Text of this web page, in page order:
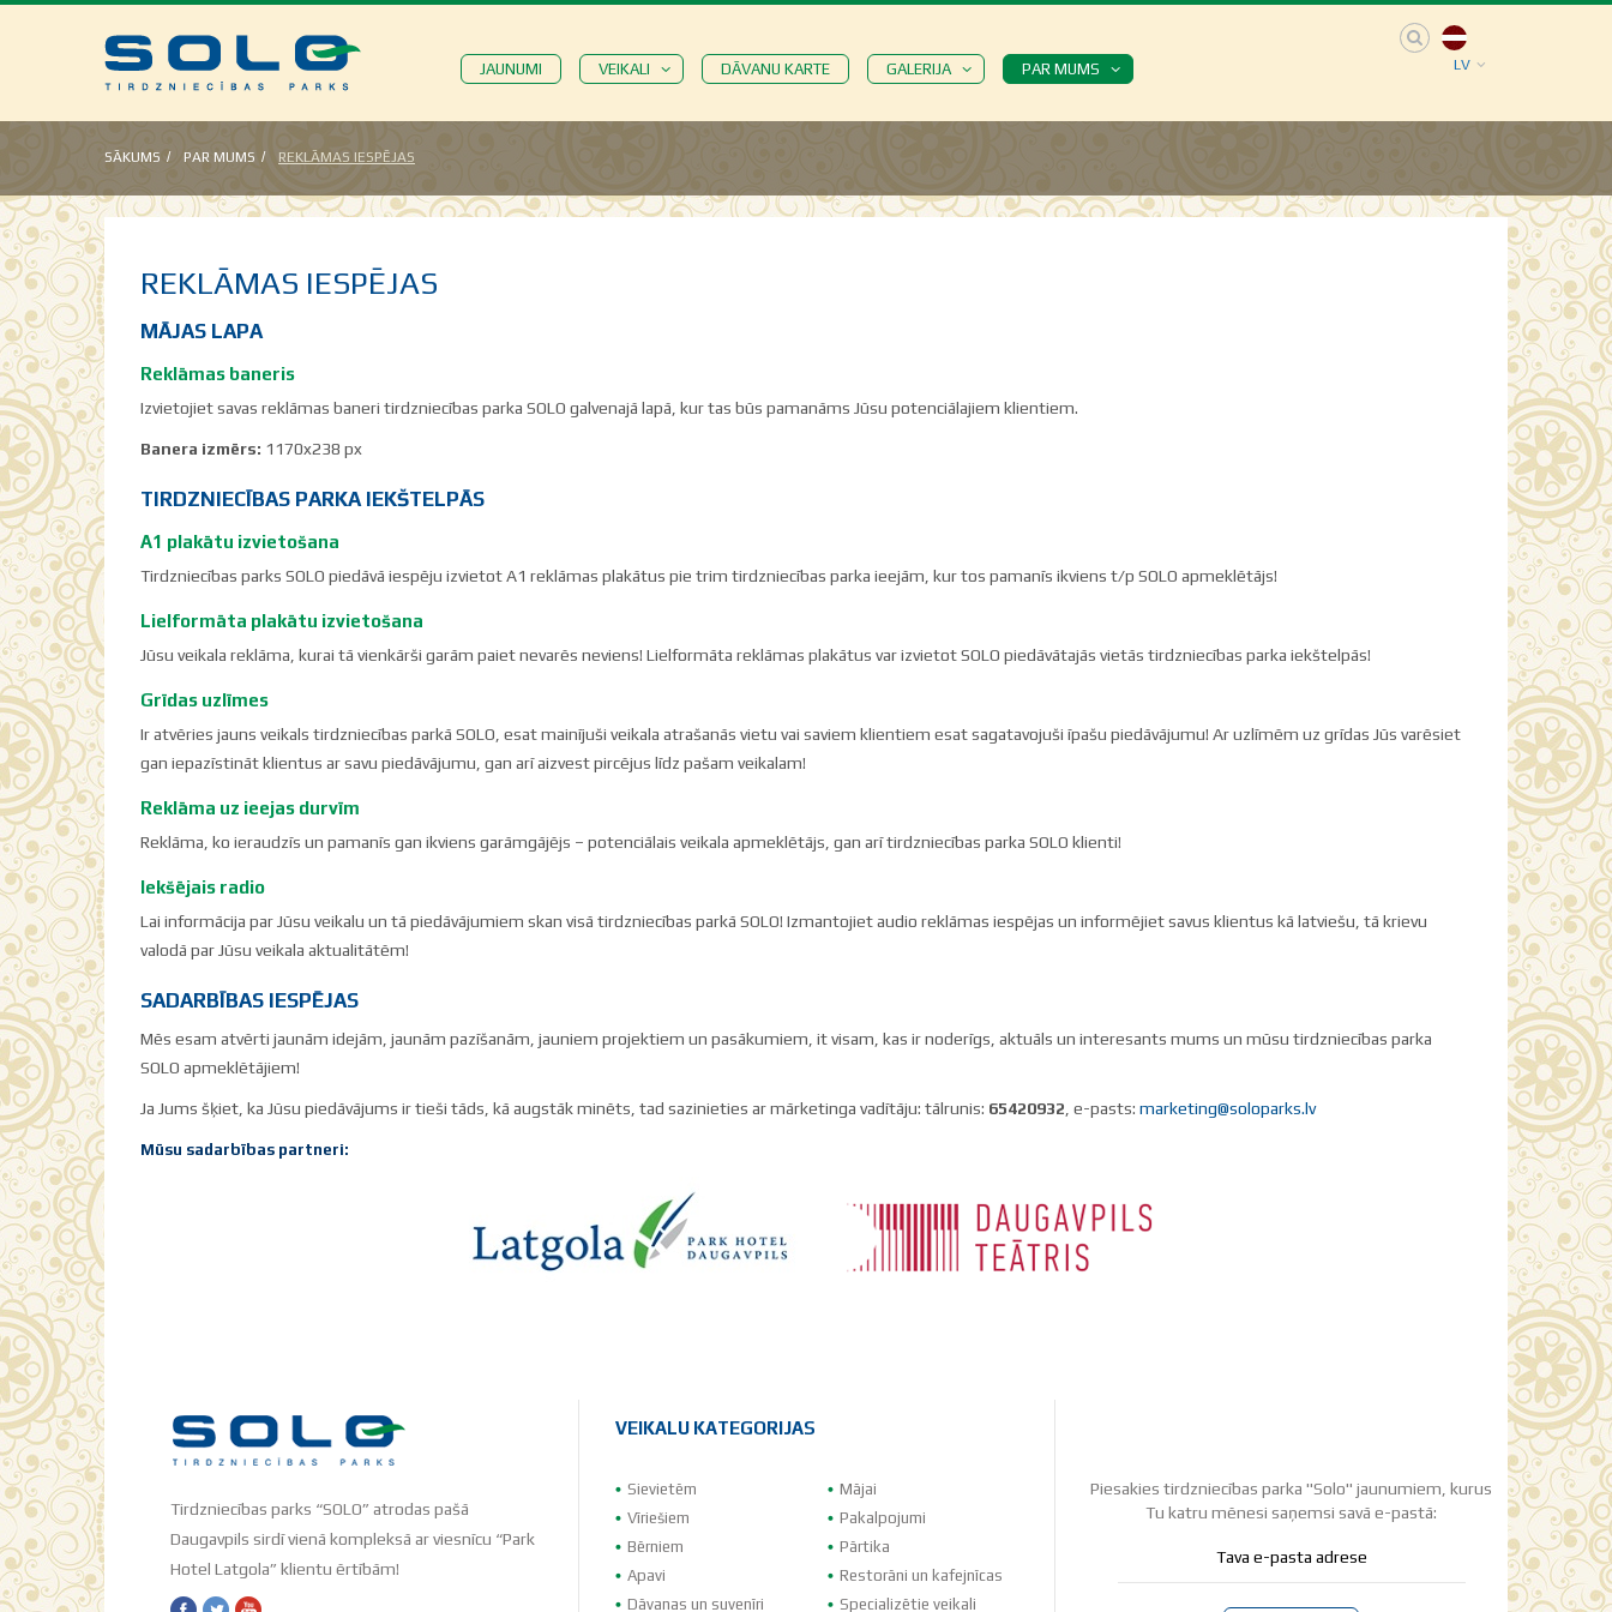
JAUNUMI VEIKALI DĀVANU KARTE GALERIJA PAR MUMS LV
SĀKUMS PAR MUMS REKLĀMAS IESPĒJAS
REKLĀMAS IESPĒJAS
MĀJAS LAPA
Reklāmas baneris
Izvietojiet savas reklāmas baneri tirdzniecības parka SOLO galvenajā lapā, kur tas būs pamanāms Jūsu potenciālajiem klientiem.
Banera izmērs: 1170x238 px
TIRDZNIECĪBAS PARKA IEKŠTELPĀS
A1 plakātu izvietošana
Tirdzniecības parks SOLO piedāvā iespēju izvietot A1 reklāmas plakātus pie trim tirdzniecības parka ieejām, kur tos pamanīs ikviens t/p SOLO apmeklētājs!
Lielformāta plakātu izvietošana
Jūsu veikala reklāma, kurai tā vienkārši garām paiet nevarēs neviens! Lielformāta reklāmas plakātus var izvietot SOLO piedāvātajās vietās tirdzniecības parka iekštelpās!
Grīdas uzlīmes
Ir atvēries jauns veikals tirdzniecības parkā SOLO, esat mainījuši veikala atrašanās vietu vai saviem klientiem esat sagatavojuši īpašu piedāvājumu! Ar uzlīmēm uz grīdas Jūs varēsiet
gan iepazīstināt klientus ar savu piedāvājumu, gan arī aizvest pircējus līdz pašam veikalam!
Reklāma uz ieejas durvīm
Reklāma, ko ieraudzīs un pamanīs gan ikviens garāmgājējs – potenciālais veikala apmeklētājs, gan arī tirdzniecības parka SOLO klienti!
Iekšējais radio
Lai informācija par Jūsu veikalu un tā piedāvājumiem skan visā tirdzniecības parkā SOLO! Izmantojiet audio reklāmas iespējas un informējiet savus klientus kā latviešu, tā krievu
valodā par Jūsu veikala aktualitātēm!
SADARBĪBAS IESPĒJAS
Mēs esam atvērti jaunām idejām, jaunām pazīšanām, jauniem projektiem un pasākumiem, it visam, kas ir noderīgs, aktuāls un interesants mums un mūsu tirdzniecības parka
SOLO apmeklētājiem!
Ja Jums šķiet, ka Jūsu piedāvājums ir tieši tāds, kā augstāk minēts, tad sazinieties ar mārketinga vadītāju: tālrunis: 65420932 , e-pasts: marketing@soloparks.lv
Mūsu sadarbības partneri:
Tirdzniecības parks “SOLO” atrodas pašā
Daugavpils sirdī vienā kompleksā ar viesnīcu “Park
Hotel Latgola” klientu ērtībām!
VEIKALU KATEGORIJAS
Sievietēm
Vīriešiem
Bērniem
Apavi
Dāvanas un suvenīri
Mājai
Pakalpojumi
Pārtika
Restorāni un kafejnīcas
Specializētie veikali
Piesakies tirdzniecības parka "Solo" jaunumiem, kurus
Tu katru mēnesi saņemsi savā e-pastā: